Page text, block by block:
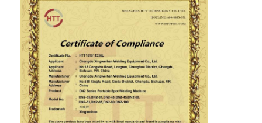
Сварочный аппарат диффузии
Машина сварщика лазера
машина для приварки шпилек
Кабели без ударов